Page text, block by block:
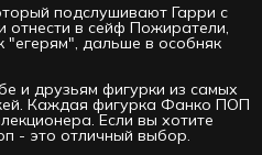
подслушивают Гарри с
отнести в сейф Пожиратели,
"егерям", дальше в особняк
и друзьям фигурки из самых
Каждая фигурка Фанко ПОП
Если вы хотите
- это отличный выбор.